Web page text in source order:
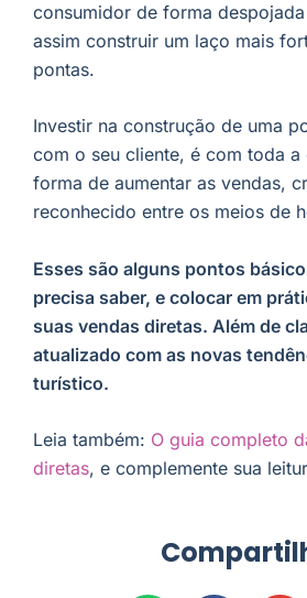
consumidor de forma
assim construir um laço mais
pontas.
Investir na construção de uma
com o seu cliente, é com toda a
forma de aumentar as vendas,
reconhecido entre os meios de
Esses são alguns pontos
precisa saber, e colocar em
suas vendas diretas. Além de
atualizado com as novas
turístico.
Leia também: O guia completo
diretas, e complemente sua